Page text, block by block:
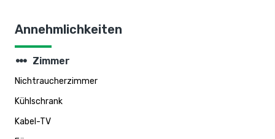
Annehmlichkeiten
steppers Zimmer
Nichtraucherzimmer
Kühlschrank
Kabel-TV